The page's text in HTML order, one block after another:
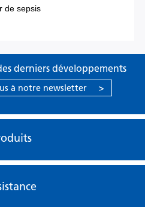
derniers développements
à notre newsletter >